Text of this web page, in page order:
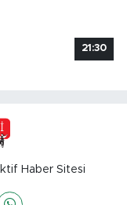
21:30
Haber Sitesi